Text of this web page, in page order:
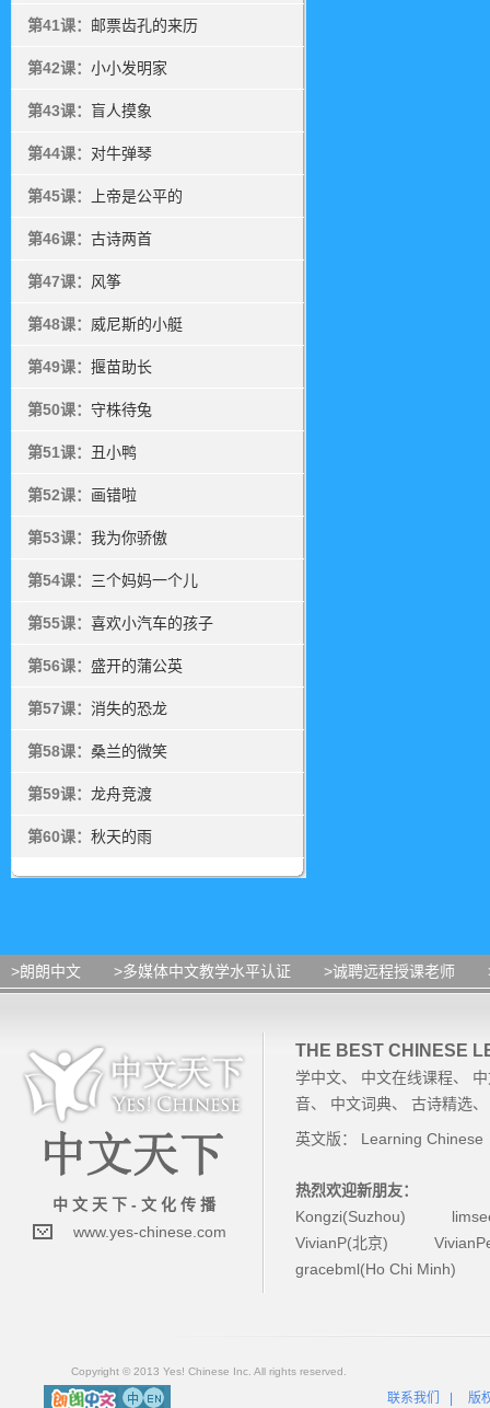
第41课： 邮票齿孔的来历
第42课： 小小发明家
第43课： 盲人摸象
第44课： 对牛弹琴
第45课： 上帝是公平的
第46课： 古诗两首
第47课： 风筝
第48课： 威尼斯的小艇
第49课： 揠苗助长
第50课： 守株待兔
第51课： 丑小鸭
第52课： 画错啦
第53课： 我为你骄傲
第54课： 三个妈妈一个儿
第55课： 喜欢小汽车的孩子
第56课： 盛开的蒲公英
第57课： 消失的恐龙
第58课： 桑兰的微笑
第59课： 龙舟竞渡
第60课： 秋天的雨
>朗朗中文 >多媒体中文教学水平认证 >诚聘远程授课老师
中 文 天 下 - 文 化 传 播
www.yes-chinese.com
THE BEST CHINESE
学中文、 中文在线课程、
音、 中文词典、 古诗精选
英文版： Learning Chinese
热烈欢迎新朋友：
Kongzi(Suzhou)
VivianP(北京)
gracebml(Ho Chi Minh)
Copyright © 2013 Yes! Chinese Inc. All rights reserved.
联系我们 版